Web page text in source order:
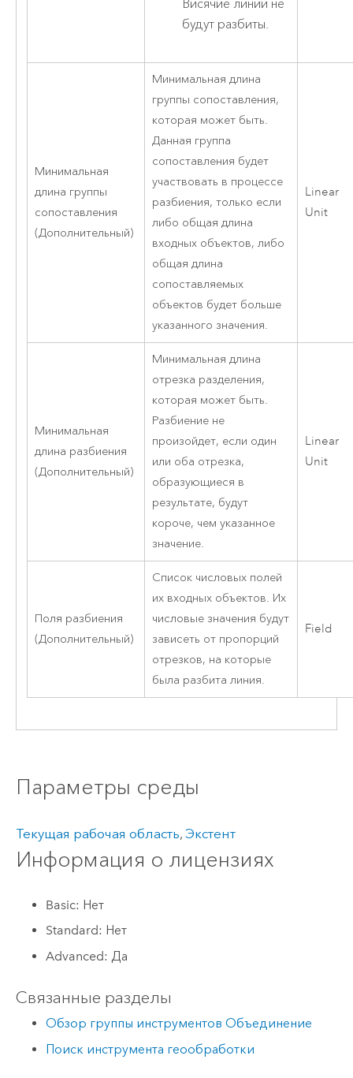
Висячие линии не
будут разбиты.
Минимальная
длина группы
сопоставления
(Дополнительный)
Минимальная длина
группы сопоставления,
которая может быть.
Данная группа
сопоставления будет
участвовать в процессе
разбиения, только если
либо общая длина
входных объектов, либо
общая длина
сопоставляемых
объектов будет больше
указанного значения.
Linear
Unit
Минимальная
длина разбиения
(Дополнительный)
Минимальная длина
отрезка разделения,
которая может быть.
Разбиение не
произойдет, если один
или оба отрезка,
образующиеся в
результате, будут
короче, чем указанное
значение.
Linear
Unit
Поля разбиения
(Дополнительный)
Список числовых полей
их входных объектов. Их
числовые значения будут
зависеть от пропорций
отрезков, на которые
была разбита линия.
Field
Параметры среды
Текущая рабочая область, Экстент
Информация о лицензиях
Basic: Нет
Standard: Нет
Advanced: Да
Связанные разделы
Обзор группы инструментов Объединение
Поиск инструмента геообработки